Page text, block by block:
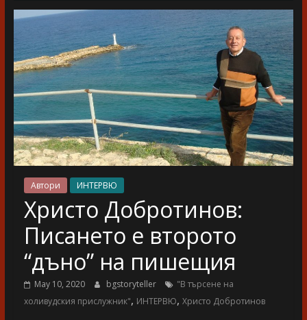
разказ
Автори ИНТЕРВЮ
Христо Добротинов:
Писането е второто
“дъно” на пишещия
May 10, 2020 bgstoryteller
"В търсене на
холивудския прислужник", ИНТЕРВЮ, Христо Добротинов